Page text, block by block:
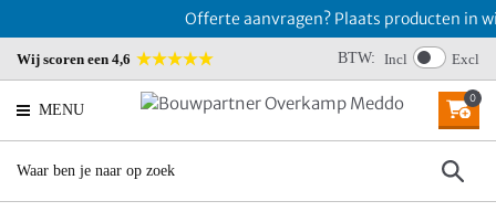
Offerte aanvragen? Plaats producten in
Wij scoren een 4,6 BTW: Incl Excl
MENU
0